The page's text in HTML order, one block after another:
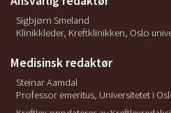
Sigbjørn Smeland
Klinikkleder, Kreftklinikken, Oslo
Medisinsk redaktør
Steinar Aamdal
Professor emeritus, Universitetet i